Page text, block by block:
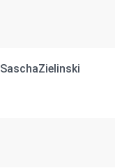
SaschaZielinski